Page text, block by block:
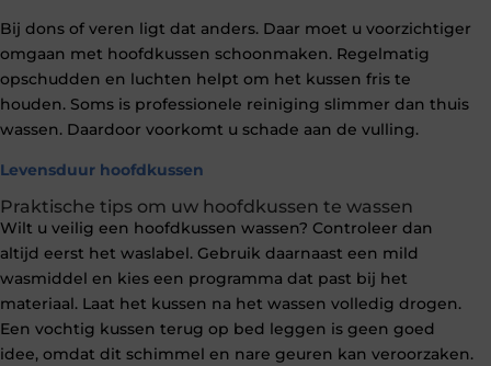
Bij dons of veren ligt dat anders. Daar moet u voorzichtiger
omgaan met hoofdkussen schoonmaken. Regelmatig
opschudden en luchten helpt om het kussen fris te
houden. Soms is professionele reiniging slimmer dan thuis
wassen. Daardoor voorkomt u schade aan de vulling.
Levensduur hoofdkussen
Praktische tips om uw hoofdkussen te wassen
Wilt u veilig een hoofdkussen wassen? Controleer dan
altijd eerst het waslabel. Gebruik daarnaast een mild
wasmiddel en kies een programma dat past bij het
materiaal. Laat het kussen na het wassen volledig drogen.
Een vochtig kussen terug op bed leggen is geen goed
idee, omdat dit schimmel en nare geuren kan veroorzaken.